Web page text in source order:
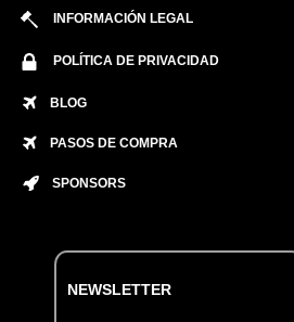
INFORMACIÓN LEGAL
POLÍTICA DE PRIVACIDAD
BLOG
PASOS DE COMPRA
SPONSORS
NEWSLETTER